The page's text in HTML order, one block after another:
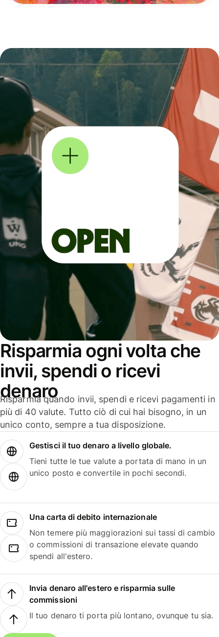
Risparmia ogni volta che
invii, spendi o ricevi
denaro
Risparmia quando invii, spendi e ricevi pagamenti in
più di 40 valute. Tutto ciò di cui hai bisogno, in un
unico conto, sempre a tua disposizione.
Gestisci il tuo denaro a livello globale.
Tieni tutte le tue valute a portata di mano in un
unico posto e convertile in pochi secondi.
Una carta di debito internazionale
Non temere più maggiorazioni sui tassi di cambio
o commissioni di transazione elevate quando
spendi all'estero.
Invia denaro all'estero e risparmia sulle
commissioni
Il tuo denaro ti porta più lontano, ovunque tu sia.